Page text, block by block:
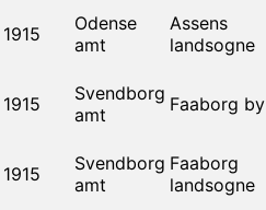
1915
Odense
amt
Assens
landsogne
1915
Svendborg
amt
Faaborg by
1915
Svendborg
amt
Faaborg
landsogne